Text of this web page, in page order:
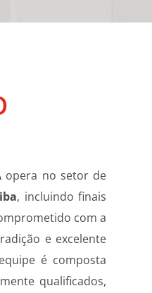
opera no setor de
, incluindo finais
com a
e excelente
é composta
qualificados,